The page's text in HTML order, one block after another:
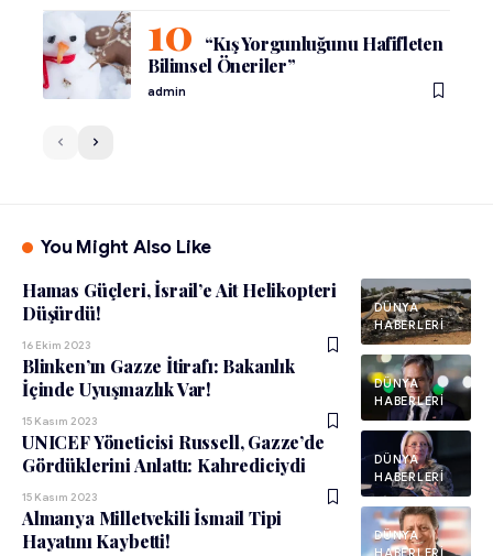
“Kış Yorgunluğunu Hafifleten
Bilimsel Öneriler”
admin
You Might Also Like
DÜNYA
HABERLERI
Hamas Güçleri, İsrail’e Ait Helikopteri
Düşürdü!
16 Ekim 2023
DÜNYA
HABERLERI
Blinken’ın Gazze İtirafı: Bakanlık
İçinde Uyuşmazlık Var!
15 Kasım 2023
DÜNYA
HABERLERI
UNICEF Yöneticisi Russell, Gazze’de
Gördüklerini Anlattı: Kahrediciydi
15 Kasım 2023
DÜNYA
HABERLERI
Almanya Milletvekili İsmail Tipi
Hayatını Kaybetti!